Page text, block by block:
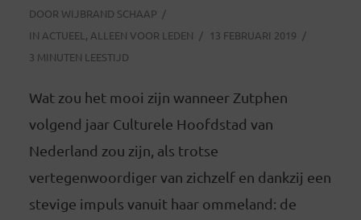
DOOR WIJBRAND SCHAAP
IN ACTUEEL , ALLEEN VOOR LEDEN
13 FEBRUARI 2019
3 MINUTEN LEESTIJD
Wat zou het mooi zijn wanneer Zutphen
volgend jaar Culturele Hoofdstad van
Nederland zou zijn, als trotse
vertegenwoordiger van zichzelf en dankzij een
stevige impuls vanuit haar ommeland: de